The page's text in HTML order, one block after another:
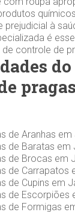
prejudicial à
é
controle de
de Aranhas
de Baratas em
de Brocas em
de Carrapatos
de Cupins em
de Escorpiões
de Formigas